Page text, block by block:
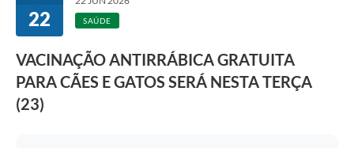
Links Úteis
A Prefeitura
Ouvidoria
22 SAÚDE
VACINAÇÃO ANTIRRÁBICA GRATUITA
PARA CÃES E GATOS SERÁ NESTA TERÇA
(23)